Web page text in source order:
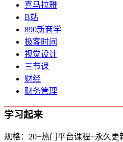
喜马拉雅
B站
890新商学
极客时间
视觉设计
三节课
财经
财务管理
学习起来
规格：20+热门平台课程~永久更